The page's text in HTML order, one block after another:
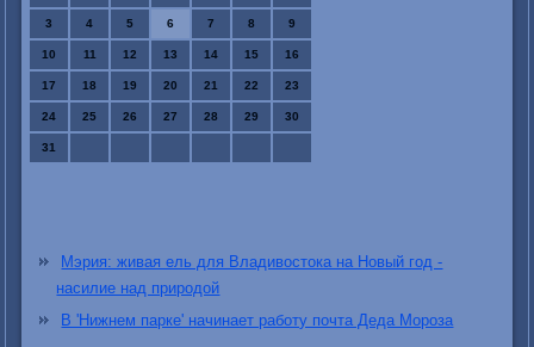
3 4 5 6 7 8 9
10 11 12 13 14 15 16
17 18 19 20 21 22 23
24 25 26 27 28 29 30
31
Мэрия: живая ель для Владивостока на Новый год -
насилие над природой
В 'Нижнем парке' начинает работу почта Деда Мороза